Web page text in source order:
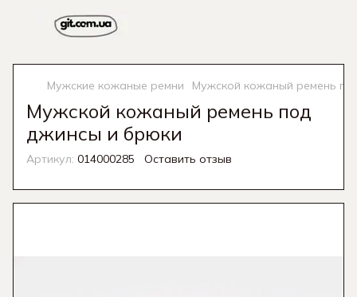
Мужские кожаные ремни Мужской кожаный ремень
Мужской кожаный ремень под
джинсы и брюки
Артикул: 014000285 Оставить отзыв